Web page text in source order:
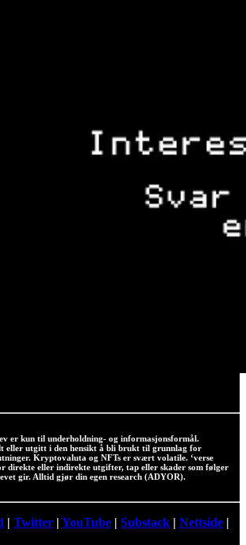
er kun til underholdning- og informasjonsformål.
eller utgitt i den hensikt å bli brukt til grunnlag for
Kryptovaluta og NFTs er svært volatile. ‘verse
direkte eller indirekte utgifter, tap eller skader som følger
gir. Alltid gjør din egen research (ADYOR).
| Twitter | YouTube | Substack | Nettside |